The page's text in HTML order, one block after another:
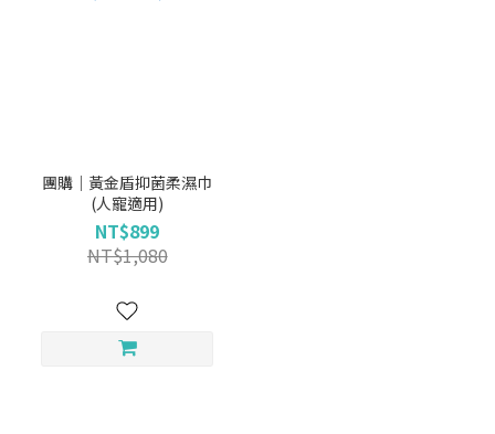
團購｜黃金盾抑菌柔濕巾
(人寵適用)
NT$899
NT$1,080